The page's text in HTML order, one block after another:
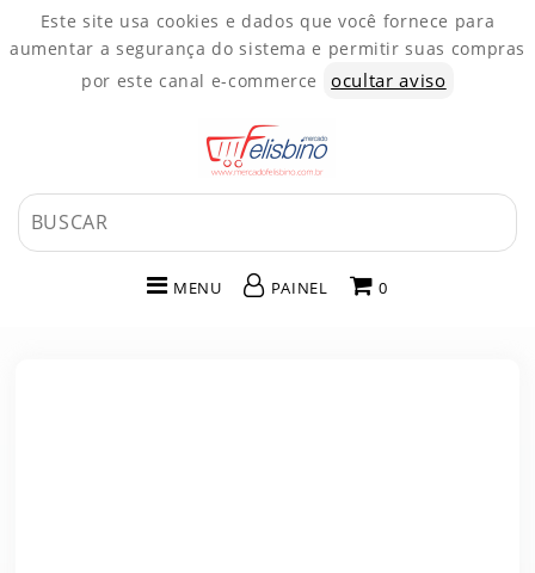
Este site usa cookies e dados que você fornece para
aumentar a segurança do sistema e permitir suas compras
por este canal e-commerce
MENU PAINEL 0